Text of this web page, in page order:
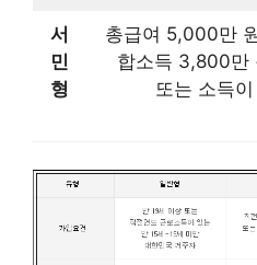
서
민
형
총급여 5,000만
합소득 3,800만
또는 소득